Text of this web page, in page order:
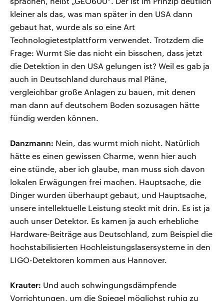
kleiner als das, was man später in den USA dann
gebaut hat, wurde als so eine Art
Technologietestplattform verwendet. Trotzdem die
Frage: Wurmt Sie das nicht ein bisschen, dass jetzt
die Detektion in den USA gelungen ist? Weil es gab ja
auch in Deutschland durchaus mal Pläne,
vergleichbar große Anlagen zu bauen, mit denen
man dann auf deutschem Boden sozusagen hätte
fündig werden können.
Danzmann: Nein, das wurmt mich nicht. Natürlich
hätte es einen gewissen Charme, wenn hier auch
eine stünde, aber ich glaube, man muss sich davon
lokalen Erwägungen frei machen. Hauptsache, die
Dinger wurden überhaupt gebaut, und Hauptsache,
unsere intellektuelle Leistung steckt mit drin. Es ist ja
auch unser Detektor. Es kamen ja auch erhebliche
Hardware-Beiträge aus Deutschland, zum Beispiel die
hochstabilisierten Hochleistungslasersysteme in den
LIGO-Detektoren kommen aus Hannover.
Krauter: Und auch schwingungsdämpfende
Vorrichtungen, um die Spiegel möglichst ruhig zu